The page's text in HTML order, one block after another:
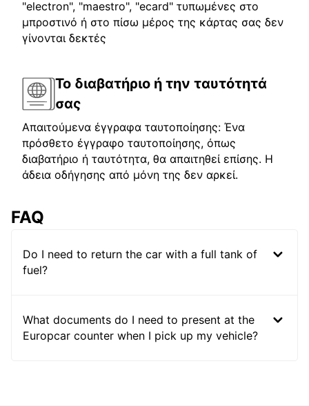
"electron", "maestro", "ecard" τυπωμένες στο
μπροστινό ή στο πίσω μέρος της κάρτας σας δεν
γίνονται δεκτές
Το διαβατήριο ή την ταυτότητά
σας
Απαιτούμενα έγγραφα ταυτοποίησης: Ένα
πρόσθετο έγγραφο ταυτοποίησης, όπως
διαβατήριο ή ταυτότητα, θα απαιτηθεί επίσης. Η
άδεια οδήγησης από μόνη της δεν αρκεί.
FAQ
Do I need to return the car with a full tank of
fuel?
What documents do I need to present at the
Europcar counter when I pick up my vehicle?